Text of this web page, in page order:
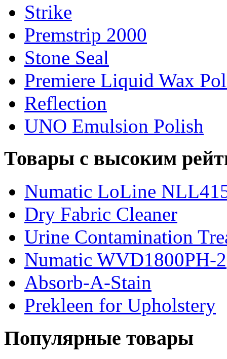
Strike
Premstrip 2000
Stone Seal
Premiere Liquid Wax
Reflection
UNO Emulsion Polish
Товары с высоким
Numatic LoLine
Dry Fabric Cleaner
Urine Contamination
Numatic WVD1800PH-2
Absorb-A-Stain
Prekleen for Upholstery
Популярные товары